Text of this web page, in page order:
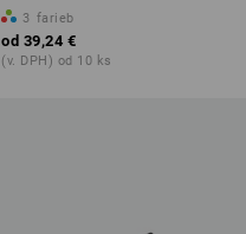
3 farieb
od 39,24 €
(v. DPH) od 10 ks